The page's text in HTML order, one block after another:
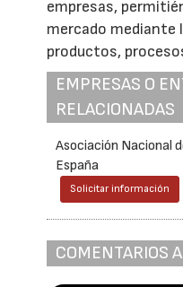
empresas,
mercado mediante
productos,
EMPRESAS O
RELACIONADAS
Asociación Nacional
España
Solicitar información
COMENTARIOS